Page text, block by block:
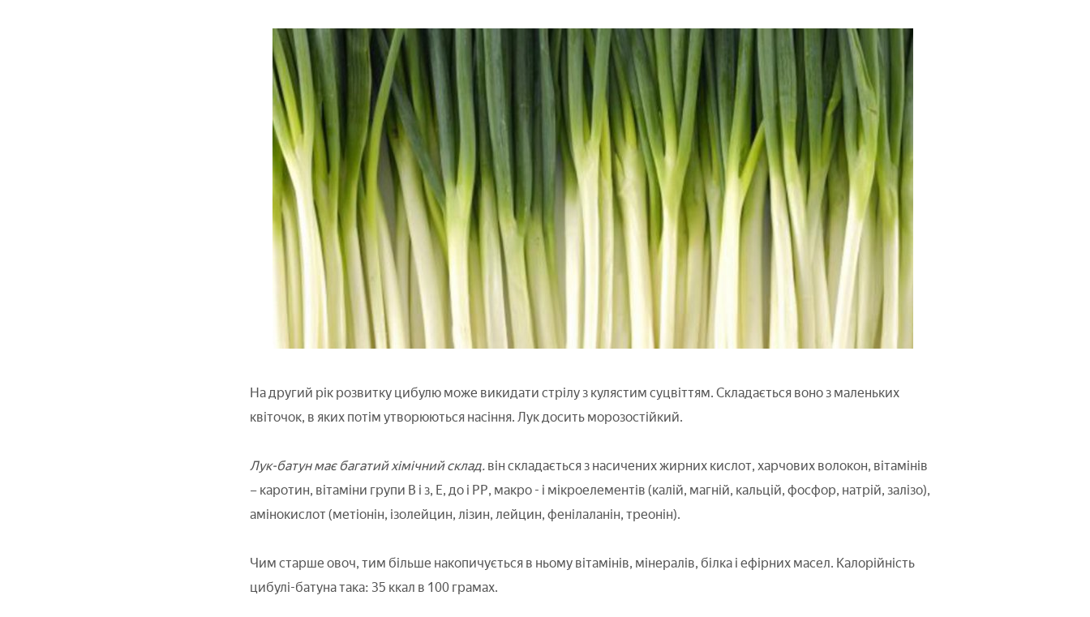
На другий рік розвитку цибулю може викидати стрілу з кулястим суцвіттям. Складається воно з маленьких
квіточок, в яких потім утворюються насіння. Лук досить морозостійкий.
Лук-батун має багатий хімічний склад.він складається з насичених жирних кислот, харчових волокон, вітамінів
– каротин, вітаміни групи В і з, Е, до і РР, макро - і мікроелементів (калій, магній, кальцій, фосфор, натрій, залізо),
амінокислот (метіонін, ізолейцин, лізин, лейцин, фенілаланін, треонін).
Чим старше овоч, тим більше накопичується в ньому вітамінів, мінералів, білка і ефірних масел. Калорійність
цибулі-батуна така: 35 ккал в 100 грамах.